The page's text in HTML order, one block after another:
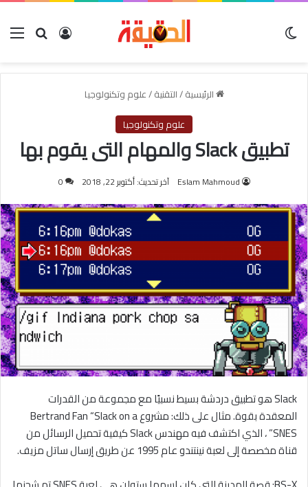
بحث عنتسجيل
الرئيسية/التقنية/علوم وتكنولوجيا
علوم وتكنولوجيا
تطبيق Slack والمهام التى يقوم بها
Eslam Mahmoud آخر تحديث: أكتوبر 22, 2018 0
Slack هو تطبيق دردشة بسيط نسبيًا مع مجموعة من القدرات
المعقدة بقوة. مثال على ذلك: مشروع Bertrand Fan “Slack on a
SNES” ، الذي اكتشف فيه مهندس Slack كيفية تحميل الرسائل من
قناة مخصصة إلى لعبة نينتندو عام 1995 عن طريق إرسال ساتل مزيف.